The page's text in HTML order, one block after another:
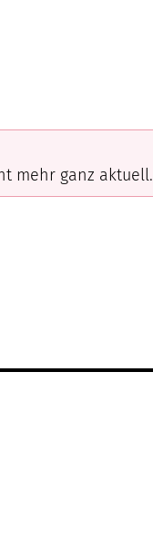
mehr ganz aktuell.